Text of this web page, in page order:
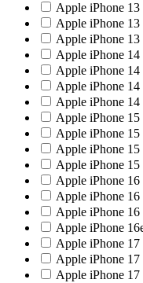
Apple iPhone 13
Apple iPhone 13
Apple iPhone
Apple iPhone 14
Apple iPhone 14
Apple iPhone 14
Apple iPhone
Apple iPhone 15
Apple iPhone 15
Apple iPhone 15
Apple iPhone
Apple iPhone 16
Apple iPhone 16
Apple iPhone
Apple iPhone
Apple iPhone 17
Apple iPhone 17
Apple iPhone